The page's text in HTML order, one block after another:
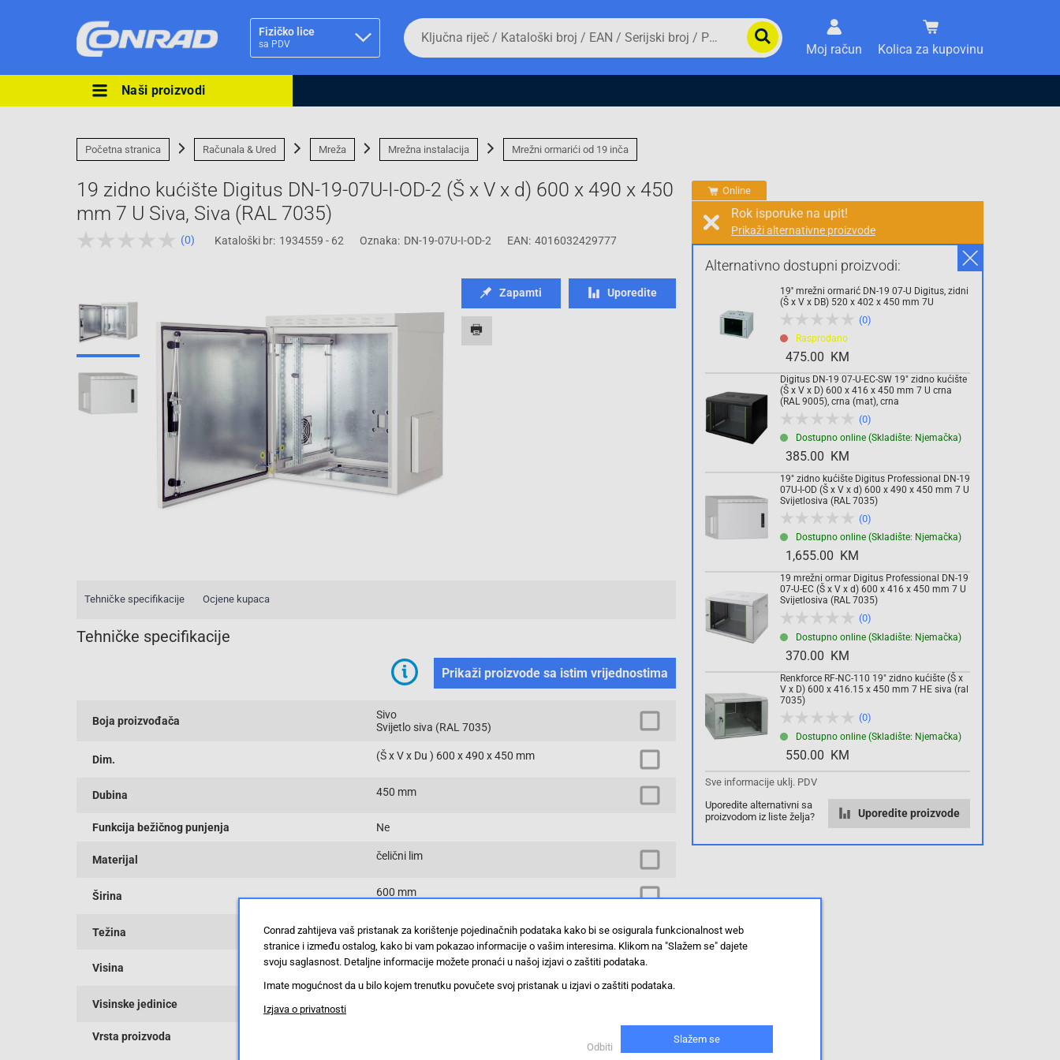
Fizičko lice
sa PDV
Ova postavka prilagođava asortiman proizvoda i
Pravno lice Fizičko lice
Da
biste
potražili
proizvod,
broj,
EAN
serijski
Moj račun Kolica za kupovinu
Naši proizvodi
Početna stranica Računala & Ured Mreža Mrežna instalacija Mrežni ormarići od 19 inča
19 zidno kućište Digitus DN-19-07U-I-OD-2 (Š x V x d) 600 x 490 x 450
mm 7 U Siva, Siva (RAL 7035)
(0) Kataloški br: 1934559 - 62 Oznaka: DN-19-07U-I-OD-2 EAN: 4016032429777
Online
Alternativno dostupni proizvodi:
19'' mrežni ormarić DN-19 07-U Digitus, zidni
(Š x V x DB) 520 x 402 x 450 mm 7U
(0)
Rasprodano
475.00 KM
Digitus DN-19 07-U-EC-SW 19" zidno kućište
(Š x V x D) 600 x 416 x 450 mm 7 U crna
(RAL 9005), crna (mat), crna
(0)
Dostupno online (Skladište: Njemačka)
385.00 KM
19" zidno kućište Digitus Professional DN-19
07U-I-OD (Š x V x d) 600 x 490 x 450 mm 7 U
Svijetlosiva (RAL 7035)
(0)
Dostupno online (Skladište: Njemačka)
1,655.00 KM
19 mrežni ormar Digitus Professional DN-19
07-U-EC (Š x V x d) 600 x 416 x 450 mm 7 U
Svijetlosiva (RAL 7035)
(0)
Dostupno online (Skladište: Njemačka)
370.00 KM
Renkforce RF-NC-110 19" zidno kućište (Š x
V x D) 600 x 416.15 x 450 mm 7 HE siva (ral
7035)
(0)
Dostupno online (Skladište: Njemačka)
550.00 KM
Sve informacije uklj. PDV
Uporedite alternativni sa
proizvodom iz liste želja?
Uporedite proizvode
Rok isporuke na upit!
Prikaži alternativne proizvode
Prodaja i slanje od: Architektengruppe S71 d.o.o.
Cijena na upit
0.00 KM
Troškovi dostave
Komada
Dodaj u košaricu
Zapamti Uporedite
Tehničke specifikacije Ocjene kupaca
Tehničke specifikacije
Prikaži proizvode sa istim vrijednostima
Boja proizvođača
Sivo
Svijetlo siva (RAL 7035)
Dim. (Š x V x Du ) 600 x 490 x 450 mm
Dubina 450 mm
Funkcija bežičnog punjenja Ne
Materijal čelični lim
Širina 600 mm
Težina 32000 o/min
Visina 490 mm
Visinske jedinice
Vrsta proizvoda
Conrad zahtijeva vaš pristanak za korištenje pojedinačnih podataka kako bi se osigurala funkcionalnost web
stranice i između ostalog, kako bi vam pokazao informacije o vašim interesima. Klikom na "Slažem se" dajete
svoju saglasnost. Detaljne informacije možete pronaći u našoj izjavi o zaštiti podataka.
Imate mogućnost da u bilo kojem trenutku povučete svoj pristanak u izjavi o zaštiti podataka.
Izjava o privatnosti
Odbiti
Slažem se